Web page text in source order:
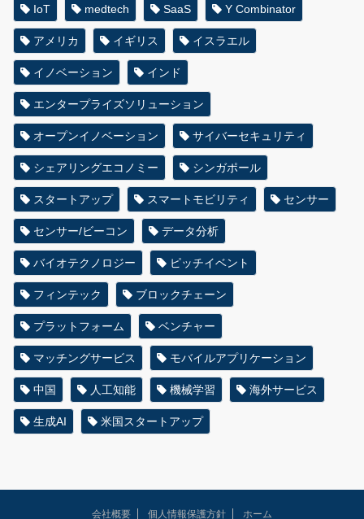
IoT medtech SaaS Y Combinator
アメリカ イギリス イスラエル
イノベーション インド
エンタープライズソリューション
オープンイノベーション サイバーセキュリティ
シェアリングエコノミー シンガポール
スタートアップ スマートモビリティ センサー
センサー/ビーコン データ分析
バイオテクノロジー ピッチイベント
フィンテック ブロックチェーン
プラットフォーム ベンチャー
マッチングサービス モバイルアプリケーション
中国 人工知能 機械学習 海外サービス
生成AI 米国スタートアップ
会社概要 個人情報保護方針 ホーム